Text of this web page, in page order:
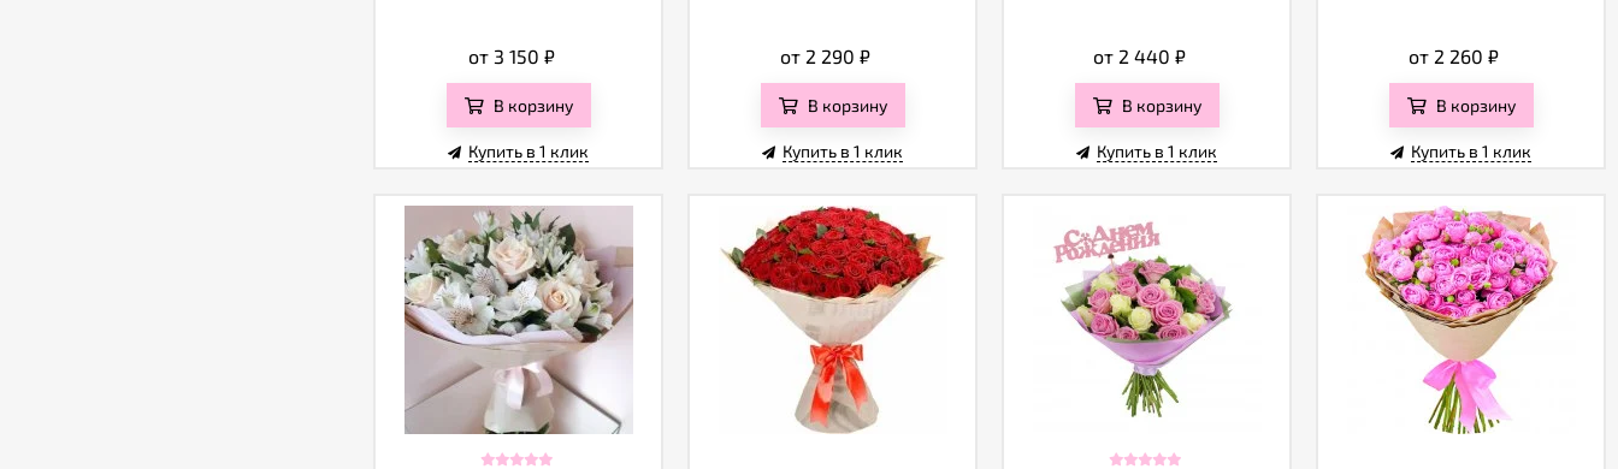
от 3 150 ₽
В корзину
Купить в 1 клик
от 2 290 ₽
В корзину
Купить в 1 клик
от 2 440 ₽
В корзину
Купить в 1 клик
от 2 260 ₽
В корзину
Купить в 1 клик